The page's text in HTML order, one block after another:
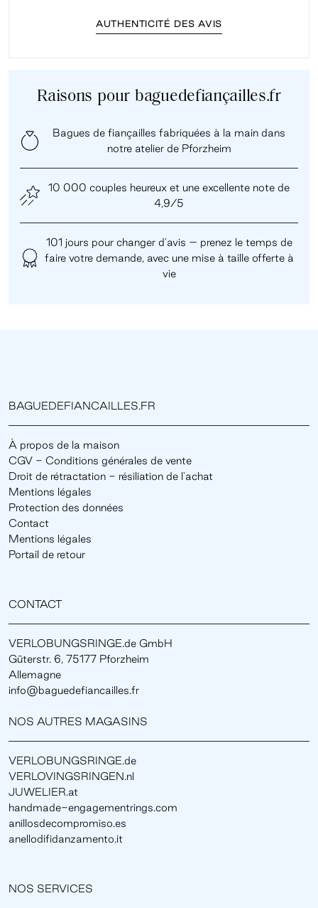
AUTHENTICITÉ DES AVIS
Raisons pour baguedefiançailles.fr
Bagues de fiançailles fabriquées à la main dans
notre atelier de Pforzheim
10 000 couples heureux et une excellente note de
4,9/5
101 jours pour changer d'avis – prenez le temps de
faire votre demande, avec une mise à taille offerte à
vie
BAGUEDEFIANCAILLES.FR
À propos de la maison
CGV - Conditions générales de vente
Droit de rétractation - résiliation de l'achat
Mentions légales
Protection des données
Contact
Mentions légales
Portail de retour
CONTACT
VERLOBUNGSRINGE.de GmbH
Güterstr. 6, 75177 Pforzheim
Allemagne
info@baguedefiancailles.fr
NOS AUTRES MAGASINS
VERLOBUNGSRINGE.de
VERLOVINGSRINGEN.nl
JUWELIER.at
handmade-engagementrings.com
anillosdecompromiso.es
anellodifidanzamento.it
NOS SERVICES